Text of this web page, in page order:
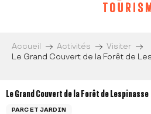
Accueil Activités
Visiter
Le Grand Couvert de la Forêt de
Le Grand Couvert de la Forêt de Lespinasse
PARC ET JARDIN